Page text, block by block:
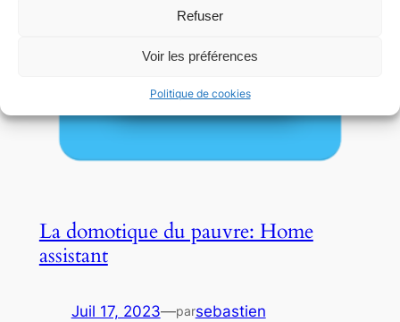
Refuser
Voir les préférences
Politique de cookies
La domotique du pauvre: Home
assistant
Juil 17, 2023—parsebastien